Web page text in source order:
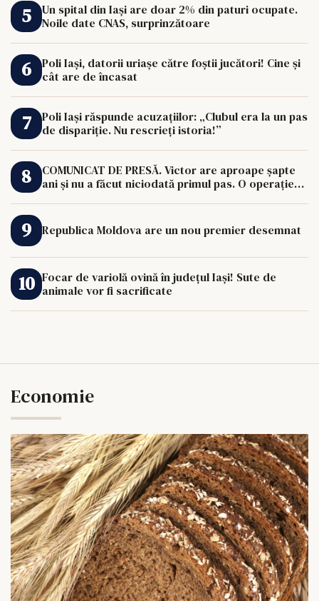
Un spital din Iași are doar 2% din paturi ocupate.
Noile date CNAS, surprinzătoare
Poli Iași, datorii uriașe către foștii jucători! Cine și
cât are de încasat
Poli Iași răspunde acuzațiilor: „Clubul era la un pas
de dispariție. Nu rescrieți istoria!”
COMUNICAT DE PRESĂ. Victor are aproape șapte
ani și nu a făcut niciodată primul pas. O operație
Republica Moldova are un nou premier desemnat
Focar de variolă ovină în județul Iași! Sute de
animale vor fi sacrificate
Economie